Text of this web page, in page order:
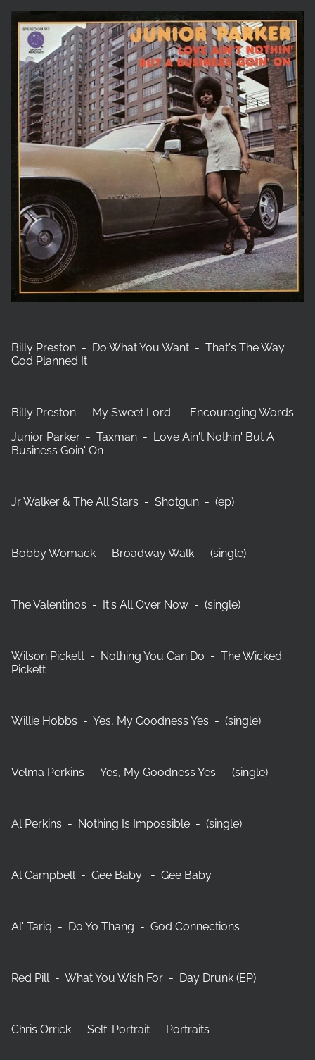
Billy Preston - Do What You Want - That's The Way
God Planned It
‎Billy Preston - My Sweet Lord - Encouraging Words
Junior Parker - Taxman - Love Ain't Nothin' But A
Business Goin' On
Jr Walker & The All Stars - Shotgun - (ep)
Bobby Womack - Broadway Walk - (single)
The Valentinos - It's All Over Now - (single)
Wilson Pickett - Nothing You Can Do - The Wicked
Pickett
Willie Hobbs - Yes, My Goodness Yes - (single)
Velma Perkins - Yes, My Goodness Yes - (single)
Al Perkins - Nothing Is Impossible - (single)
Al Campbell - Gee Baby - Gee Baby
Al' Tariq - Do Yo Thang - God Connections
Red Pill - What You Wish For - Day Drunk (EP)
Chris Orrick - Self-Portrait - Portraits